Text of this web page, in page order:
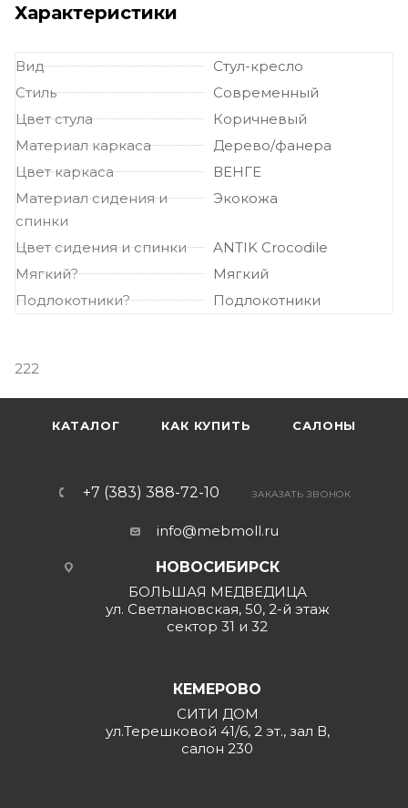
Характеристики
Вид
Стул-кресло
Стиль
Современный
Цвет стула
Коричневый
Материал каркаса
Дерево/фанера
Цвет каркаса
ВЕНГЕ
Материал сидения и
спинки
Экокожа
Цвет сидения и спинки
ANTIK Crocodile
Мягкий?
Мягкий
Подлокотники?
Подлокотники
222
КАТАЛОГ КАК КУПИТЬ САЛОНЫ
+7 (383) 388-72-10 ЗАКАЗАТЬ ЗВОНОК
info@mebmoll.ru
НОВОСИБИРСК
БОЛЬШАЯ МЕДВЕДИЦА
ул. Светлановская, 50, 2-й этаж
сектор 31 и 32
КЕМЕРОВО
СИТИ ДОМ
ул.Терешковой 41/6, 2 эт., зал В,
салон 230